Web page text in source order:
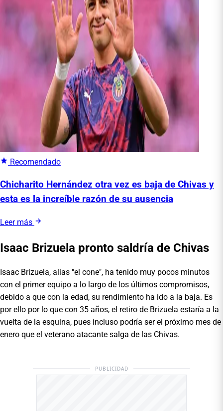
Recomendado
Chicharito Hernández otra vez es baja de Chivas y
esta es la increíble razón de su ausencia
Leer más
Isaac Brizuela pronto saldría de Chivas
Isaac Brizuela, alias "el cone", ha tenido muy pocos minutos
con el primer equipo a lo largo de los últimos compromisos,
debido a que con la edad, su rendimiento ha ido a la baja. Es
por ello por lo que con 35 años, el retiro de Brizuela estaría a la
vuelta de la esquina, pues incluso podría ser el próximo mes de
enero que el veterano atacante salga de las Chivas.
PUBLICIDAD